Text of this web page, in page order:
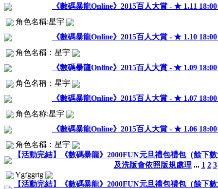
《數碼暴龍Online》2015百人大賞 - ★ 1.11 18:00
角色名稱:星宇
《數碼暴龍Online》2015百人大賞 - ★ 1.10 18:00
角色名稱：星宇
《數碼暴龍Online》2015百人大賞 - ★ 1.09 18:00
角色名稱：星宇
《數碼暴龍Online》2015百人大賞 - ★ 1.07 18:00
角色名称:星宇
《數碼暴龍Online》2015百人大賞 - ★ 1.06 18:00
角色名稱：星宇
【活動完結】《數碼暴龍》2000FUN元旦禮包禮包（餘下
及洗版會依照版規處理 ... 1 2 3
Ygfggrtg
【活動完結】《數碼暴龍》2000FUN元旦禮包禮包（餘下